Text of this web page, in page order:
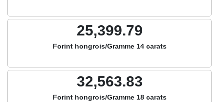
25,399.79
Forint hongrois/Gramme 14 carats
32,563.83
Forint hongrois/Gramme 18 carats